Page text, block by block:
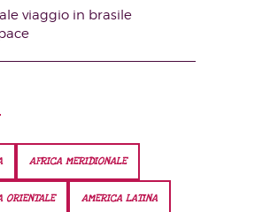
AFRICA MERIDIONALE
ORIENTALE AMERICA LATINA